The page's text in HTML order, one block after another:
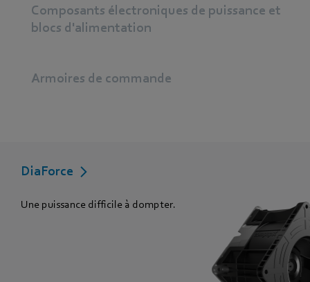
Composants électroniques de puissance et
blocs d'alimentation
Armoires de commande
DiaForce
Une puissance difficile à dompter.